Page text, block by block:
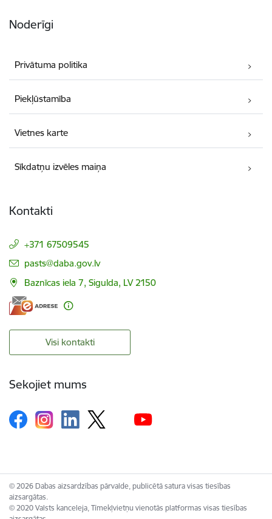
Noderīgi
Privātuma politika
Piekļūstamība
Vietnes karte
Sīkdatņu izvēles maiņa
Kontakti
+371 67509545
E-pasts:
pasts@daba.gov.lv
Baznīcas iela 7, Sigulda, LV 2150
Visi kontakti
Sekojiet mums
© 2026 Dabas aizsardzības pārvalde, publicētā satura visas tiesības
aizsargātas.
© 2020 Valsts kanceleja, Tīmekļvietņu vienotās platformas visas tiesības